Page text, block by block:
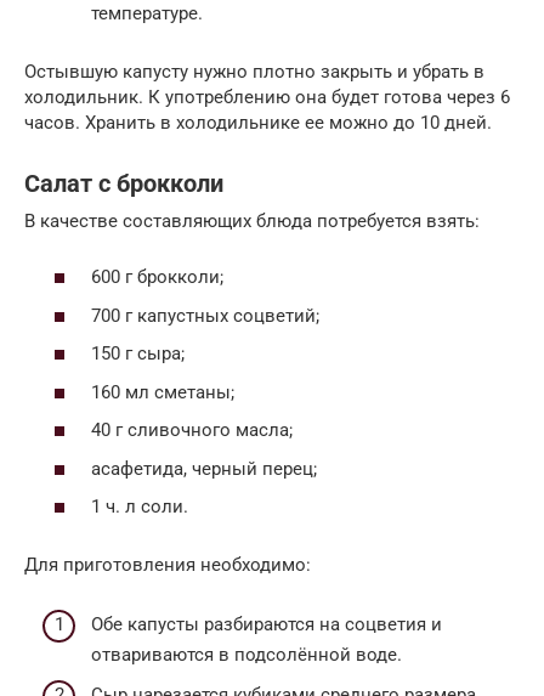
температуре.
Остывшую капусту нужно плотно закрыть и убрать в
холодильник. К употреблению она будет готова через 6
часов. Хранить в холодильнике ее можно до 10 дней.
Салат с брокколи
В качестве составляющих блюда потребуется взять:
600 г брокколи;
700 г капустных соцветий;
150 г сыра;
160 мл сметаны;
40 г сливочного масла;
асафетида, черный перец;
1 ч. л соли.
Для приготовления необходимо:
Обе капусты разбираются на соцветия и
отвариваются в подсолённой воде.